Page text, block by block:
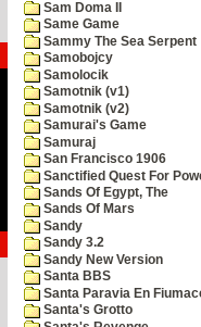
Sam Doma II
Same Game
Sammy The Sea Serpent
Samobojcy
Samolocik
Samotnik (v1)
Samotnik (v2)
Samurai's Game
Samuraj
San Francisco 1906
Sanctified Quest For
Sands Of Egypt, The
Sands Of Mars
Sandy
Sandy 3.2
Sandy New Version
Santa BBS
Santa Paravia En
Santa's Grotto